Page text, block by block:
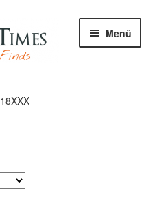
Menü
18XXX